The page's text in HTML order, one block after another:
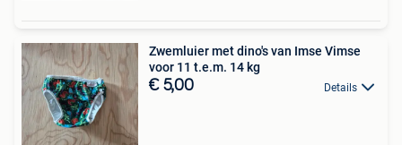
Zwemluier met dino's van Imse Vimse
voor 11 t.e.m. 14 kg
€ 5,00 Details